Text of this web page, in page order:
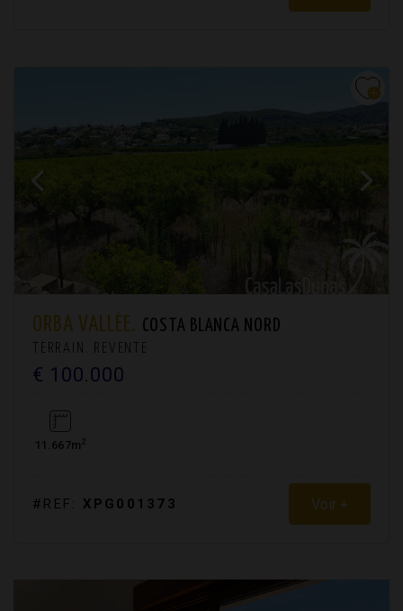
ORBA VALLÉE. COSTA BLANCA NORD
TERRAIN. REVENTE
€ 100.000
11.667m2
#REF: XPG001373 Voir +